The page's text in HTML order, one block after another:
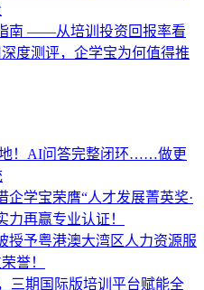
南 ——从培训投资回报率看
度测评，企学宝为何值得推
！AI问答完整闭环……做更
企学宝荣膺“人才发展菁英奖·
再赢专业认证！
授予粤港澳大湾区人力资源服
誉！
三期国际版培训平台赋能全